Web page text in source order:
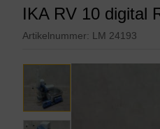
IKA RV 10 digital
Artikelnummer: LM 24193